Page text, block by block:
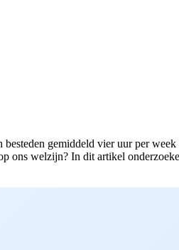
gemiddeld vier uur per
ons welzijn? In dit artikel